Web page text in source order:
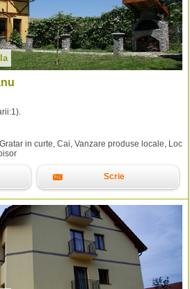
1).
in curte, Cai, Vanzare produse locale, Loc
Scrie